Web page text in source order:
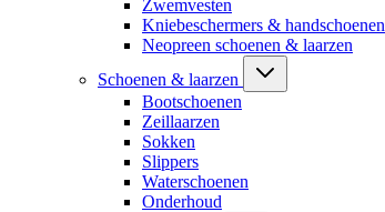
Zwemvesten
Kniebeschermers & handschoenen
Neopreen schoenen & laarzen
Schoenen & laarzen
Bootschoenen
Zeillaarzen
Sokken
Slippers
Waterschoenen
Onderhoud